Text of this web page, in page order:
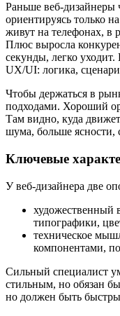
Раньше веб-дизайнеры
ориентируясь только
живут на телефонах, в
Плюс выросла
секунды, легко
UX/UI: логика,
Чтобы держаться в
подходами. Хороший
Там видно, куда
шума, больше ясности,
Ключевые
У веб-дизайнера две
художественный
типографики,
техническое
компонентами,
Сильный специалист
стильным, но обязан
но должен быть